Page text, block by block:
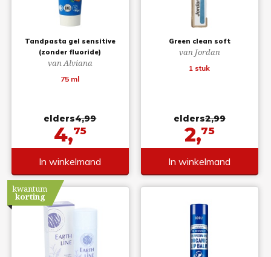
Tandpasta gel sensitive
(zonder fluoride)
van Alviana
75 ml
elders4,99
4,75
In winkelmand
Green clean soft
van Jordan
1 stuk
elders2,99
2,75
In winkelmand
kwantum
korting